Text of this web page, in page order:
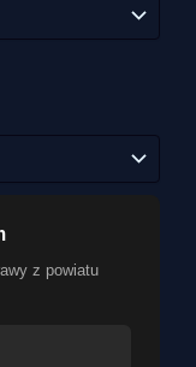
z powiatu